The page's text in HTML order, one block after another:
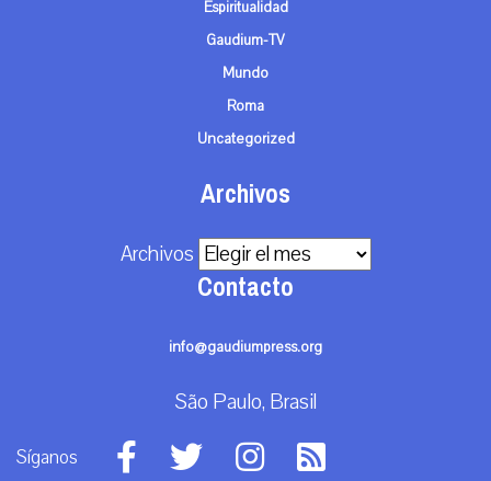
Espiritualidad
Gaudium-TV
Mundo
Roma
Uncategorized
Archivos
Archivos
Contacto
info@gaudiumpress.org
São Paulo, Brasil
Síganos